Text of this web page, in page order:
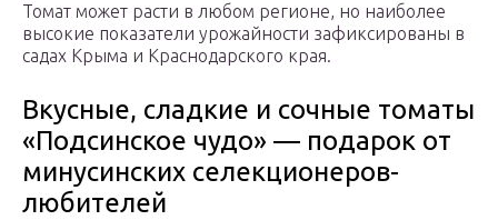
Томат может расти в любом регионе, но наиболее
высокие показатели урожайности зафиксированы в
садах Крыма и Краснодарского края.
Вкусные, сладкие и сочные томаты
«Подсинское чудо» — подарок от
минусинских селекционеров-
любителей